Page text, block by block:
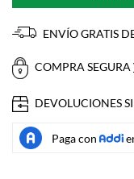
ENVÍO GRATIS
COMPRA SEGURA
DEVOLUCIONES